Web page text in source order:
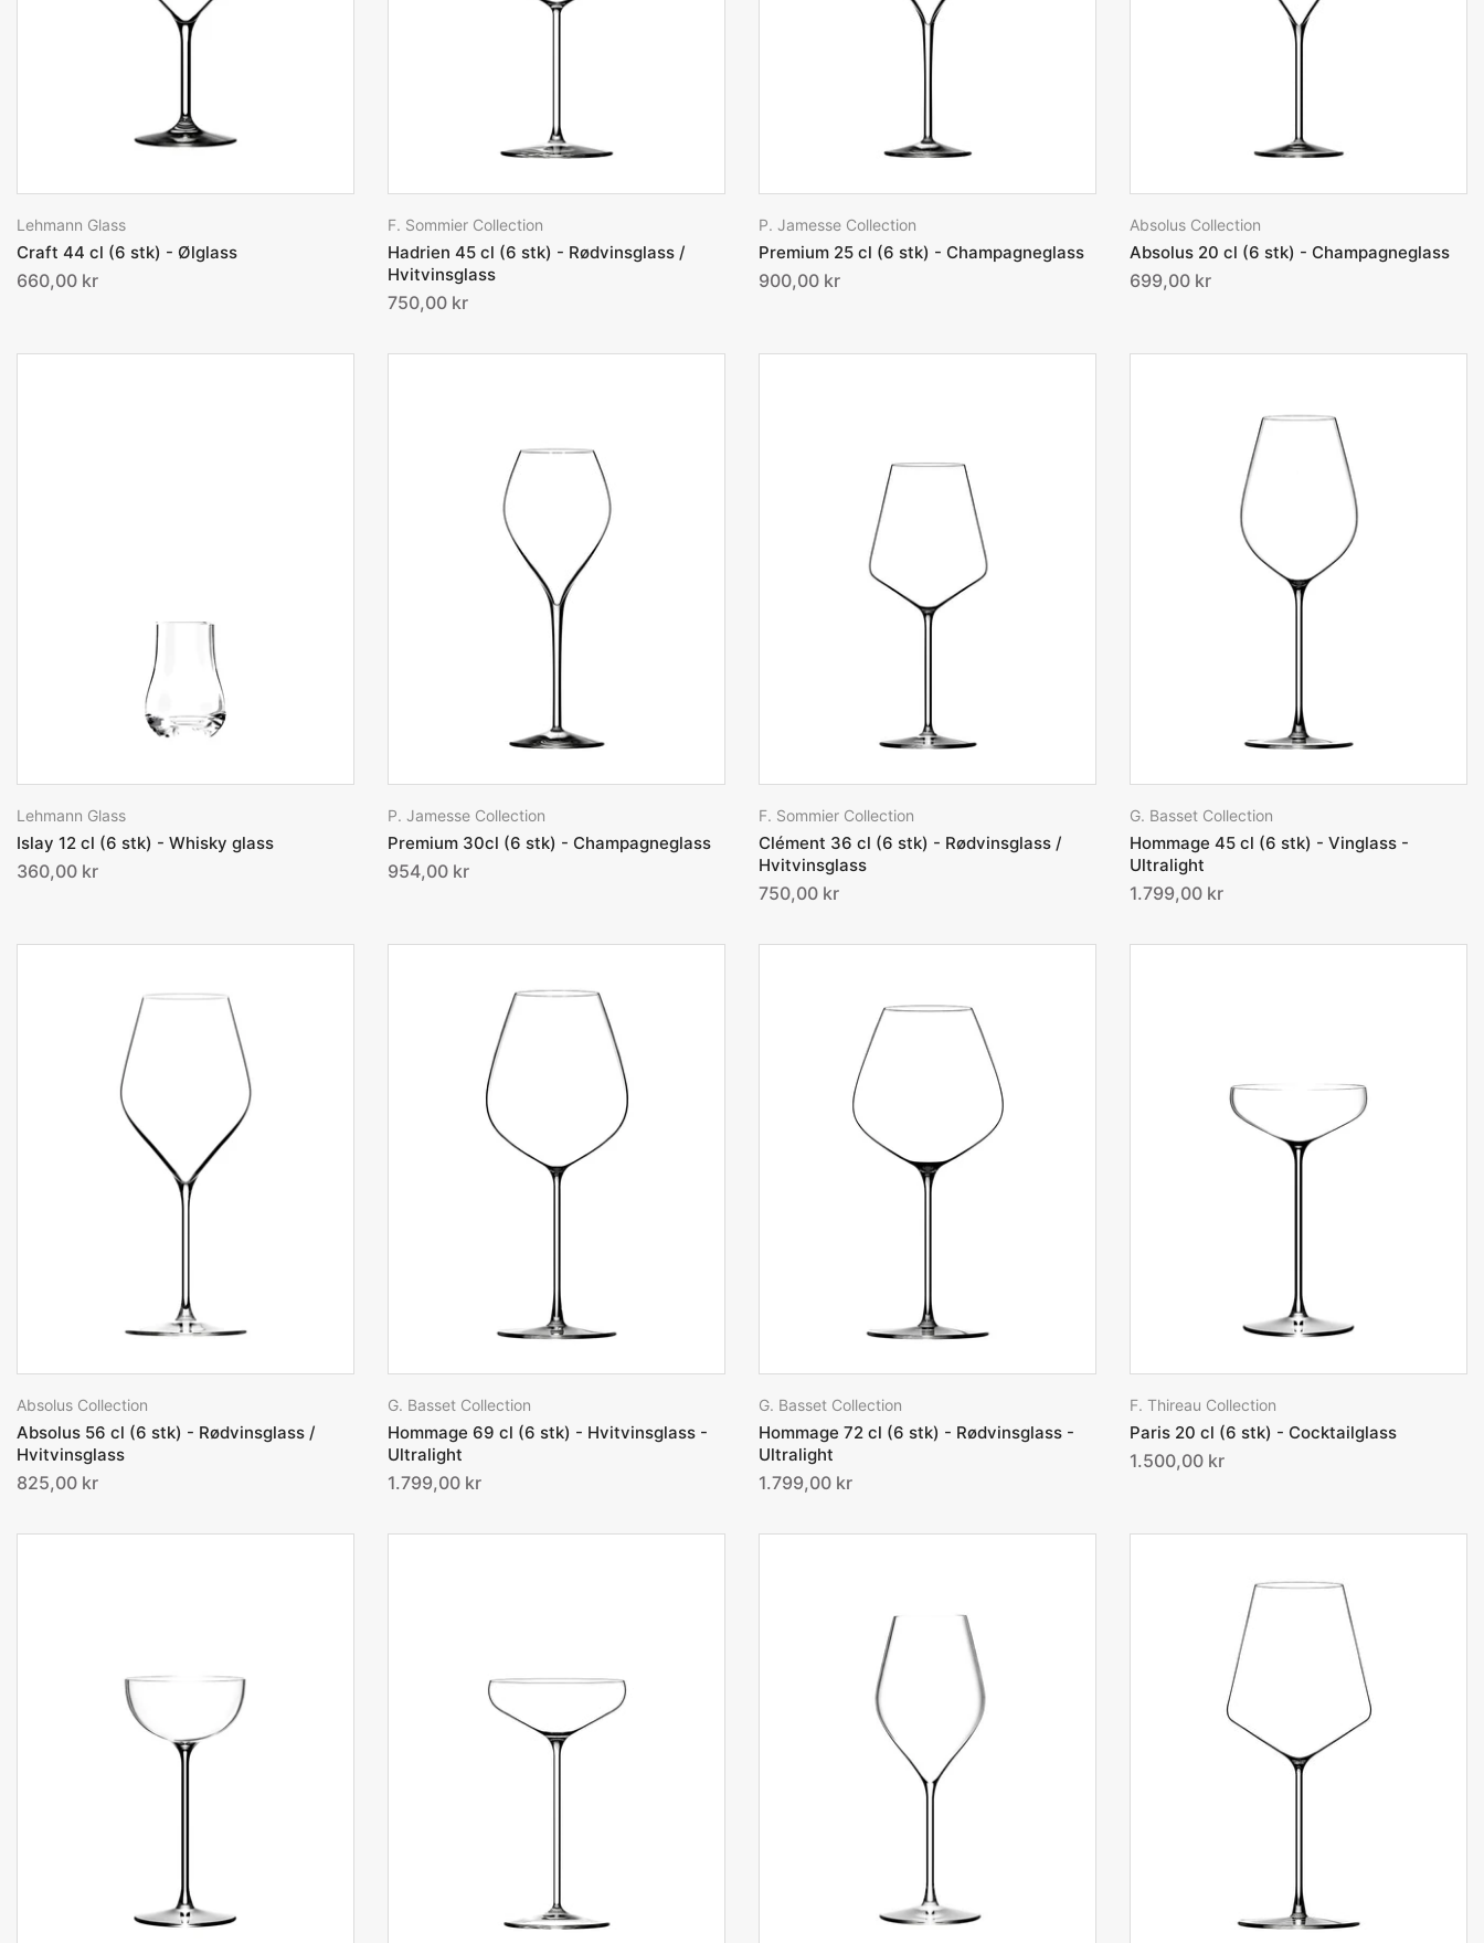
Lehmann Glass
Craft 44 cl (6 stk) - Ølglass
660,00 kr
F. Sommier Collection
Hadrien 45 cl (6 stk) - Rødvinsglass /
Hvitvinsglass
750,00 kr
P. Jamesse Collection
Premium 25 cl (6 stk) - Champagneglass
900,00 kr
Absolus Collection
Absolus 20 cl (6 stk) - Champagneglass
699,00 kr
Lehmann Glass
Islay 12 cl (6 stk) - Whisky glass
360,00 kr
P. Jamesse Collection
Premium 30cl (6 stk) - Champagneglass
954,00 kr
F. Sommier Collection
Clément 36 cl (6 stk) - Rødvinsglass /
Hvitvinsglass
750,00 kr
G. Basset Collection
Hommage 45 cl (6 stk) - Vinglass -
Ultralight
1.799,00 kr
Absolus Collection
Absolus 56 cl (6 stk) - Rødvinsglass /
Hvitvinsglass
825,00 kr
G. Basset Collection
Hommage 69 cl (6 stk) - Hvitvinsglass -
Ultralight
1.799,00 kr
G. Basset Collection
Hommage 72 cl (6 stk) - Rødvinsglass -
Ultralight
1.799,00 kr
F. Thireau Collection
Paris 20 cl (6 stk) - Cocktailglass
1.500,00 kr